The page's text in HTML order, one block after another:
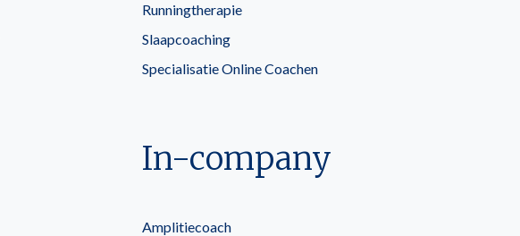
Runningtherapie
Slaapcoaching
Specialisatie Online Coachen
In-company
Amplitiecoach